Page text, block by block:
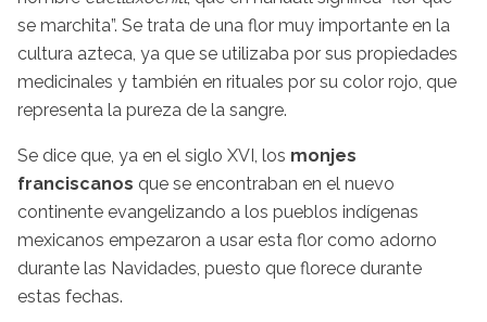
se marchita”. Se trata de una flor muy importante en la
cultura azteca, ya que se utilizaba por sus propiedades
medicinales y también en rituales por su color rojo, que
representa la pureza de la sangre.
Se dice que, ya en el siglo XVI, los monjes
franciscanos que se encontraban en el nuevo
continente evangelizando a los pueblos indígenas
mexicanos empezaron a usar esta flor como adorno
durante las Navidades, puesto que florece durante
estas fechas.